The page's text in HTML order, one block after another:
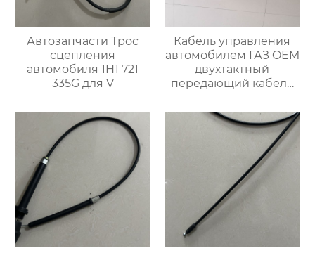
Автозапчасти Трос
сцепления
автомобиля 1H1 721
335G для V
Кабель управления
автомобилем ГАЗ OEM
двухтактный
передающий кабель